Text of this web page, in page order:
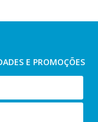
E PROMOÇÕES